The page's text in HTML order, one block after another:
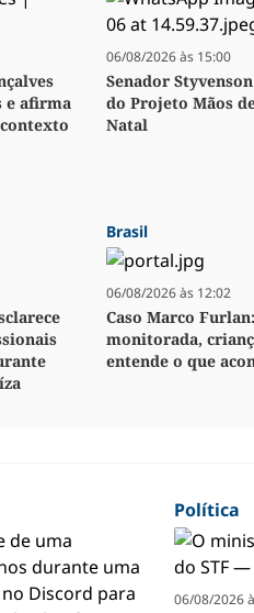
e afirma
06/08/2026 às 15:00
Senador
do Projeto Mãos
Natal
Brasil
06/08/2026 às 12:02
Caso Marco Furlan:
monitorada,
entende o que
Política
06/08/2026